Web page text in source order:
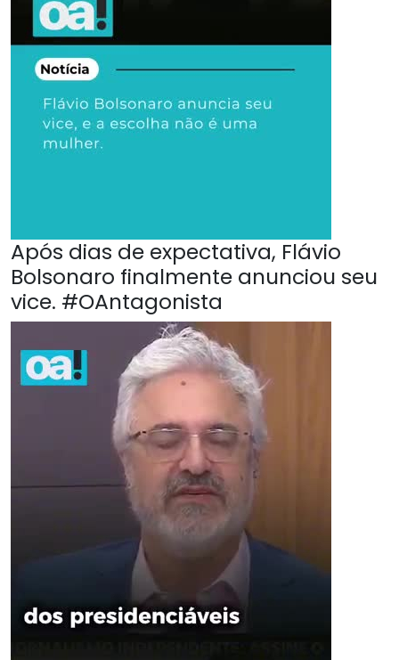
Após dias de expectativa, Flávio
Bolsonaro finalmente anunciou seu
vice. #OAntagonista